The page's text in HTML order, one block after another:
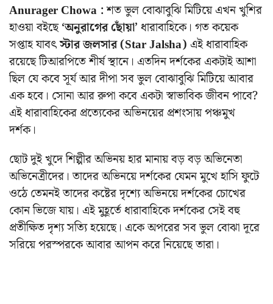
Anurager Chowa :শত ভুল বোঝাবুঝি মিটিয়ে এখন খুশির
হাওয়া বইছে‘অনুরাগের ছোঁয়া’ধারাবাহিকে। গত কয়েক
সপ্তাহ যাবৎস্টার জলসার (Star Jalsha) এই ধারাবাহিক
রয়েছে টিআরপিতে শীর্ষ স্থানে। এতদিন দর্শকের একটাই আশা
ছিল যে কবে সূর্য আর দীপা সব ভুল বোঝাবুঝি মিটিয়ে আবার
এক হবে। সোনা আর রুপা কবে একটা স্বাভাবিক জীবন পাবে?
এই ধারাবাহিকের প্রত্যেকের অভিনয়ের প্রশংসায় পঞ্চমুখ
দর্শক।
ছোট দুই খুদে শিল্পীর অভিনয় হার মানায় বড় বড় অভিনেতা
অভিনেত্রীদের। তাদের অভিনয়ে দর্শকের যেমন মুখে হাসি ফুটে
ওঠে তেমনই তাদের কষ্টের দৃশ্যে অভিনয়ে দর্শকের চোখের
কোন ভিজে যায়। এই মুহূর্তে ধারাবাহিকে দর্শকের সেই বহু
প্রতীক্ষিত দৃশ্য সত্যি হয়েছে। একে অপরের সব ভুল বোঝা দূরে
সরিয়ে পরস্পরকে আবার আপন করে নিয়েছে তারা।